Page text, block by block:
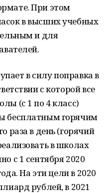
При этом
в высших учебных
и для
в силу поправка в
с которой все
(с 1 по 4 класс)
бесплатным горячим
раза в день (горячий
в школах
с 1 сентября 2020
На эти цели в 2020
рублей, в 2021